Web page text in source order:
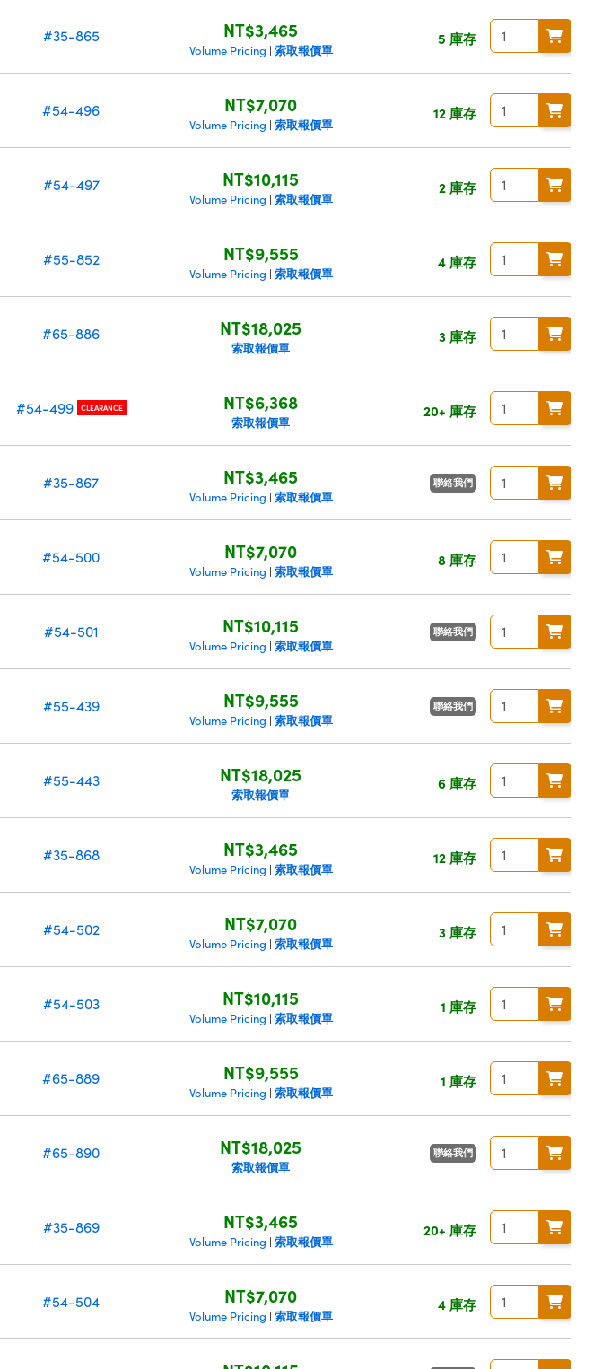
#35-865 NT$3,465
Volume Pricing | 索取報價單
5 庫存
#54-496 NT$7,070
Volume Pricing | 索取報價單
12 庫存
#54-497 NT$10,115
Volume Pricing | 索取報價單
2 庫存
#55-852 NT$9,555
Volume Pricing | 索取報價單
4 庫存
#65-886 NT$18,025
索取報價單
3 庫存
#54-499 CLEARANCE NT$6,368
索取報價單
20+ 庫存
#35-867 NT$3,465
Volume Pricing | 索取報價單
聯絡我們
#54-500 NT$7,070
Volume Pricing | 索取報價單
8 庫存
#54-501 NT$10,115
Volume Pricing | 索取報價單
聯絡我們
#55-439 NT$9,555
Volume Pricing | 索取報價單
聯絡我們
#55-443 NT$18,025
索取報價單
6 庫存
#35-868 NT$3,465
Volume Pricing | 索取報價單
12 庫存
#54-502 NT$7,070
Volume Pricing | 索取報價單
3 庫存
#54-503 NT$10,115
Volume Pricing | 索取報價單
1 庫存
#65-889 NT$9,555
Volume Pricing | 索取報價單
1 庫存
#65-890 NT$18,025
索取報價單
聯絡我們
#35-869 NT$3,465
Volume Pricing | 索取報價單
20+ 庫存
#54-504 NT$7,070
Volume Pricing | 索取報價單
4 庫存